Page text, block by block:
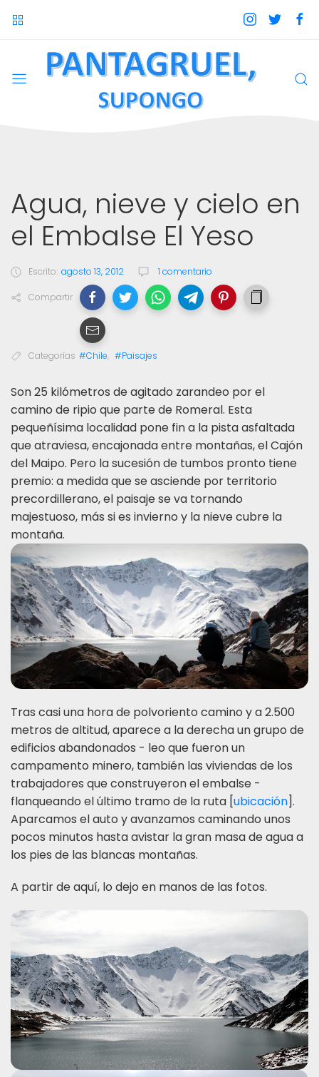
Agua, nieve y cielo en
el Embalse El Yeso
Escrito: agosto 13, 2012 1 comentario
Compartir
Categorías #Chile, #Paisajes
Son 25 kilómetros de agitado zarandeo por el
camino de ripio que parte de Romeral. Esta
pequeñísima localidad pone fin a la pista asfaltada
que atraviesa, encajonada entre montañas, el Cajón
del Maipo. Pero la sucesión de tumbos pronto tiene
premio: a medida que se asciende por territorio
precordillerano, el paisaje se va tornando
majestuoso, más si es invierno y la nieve cubre la
montaña.
Tras casi una hora de polvoriento camino y a 2.500
metros de altitud, aparece a la derecha un grupo de
edificios abandonados - leo que fueron un
campamento minero, también las viviendas de los
trabajadores que construyeron el embalse -
flanqueando el último tramo de la ruta [ubicación].
Aparcamos el auto y avanzamos caminando unos
pocos minutos hasta avistar la gran masa de agua a
los pies de las blancas montañas.
A partir de aquí, lo dejo en manos de las fotos.